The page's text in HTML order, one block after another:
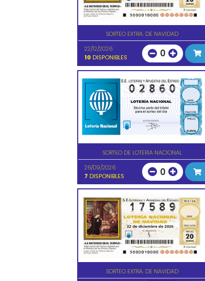
SORTEO EXTRA. DE NAVIDAD
22/12/2026
10 DISPONIBLES 0
SORTEO DE LOTERIA NACIONAL
26/09/2026
7 DISPONIBLES 0
SORTEO EXTRA. DE NAVIDAD